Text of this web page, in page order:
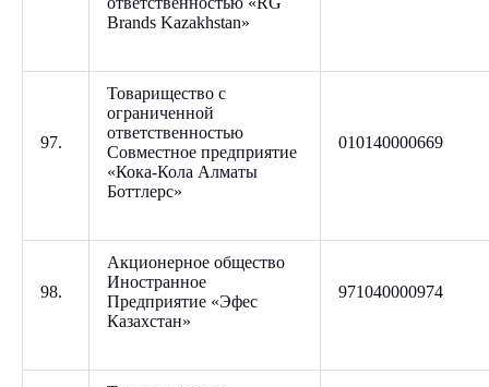
Brands Kazakhstan»
97.
Товарищество с
ограниченной
ответственностью
Совместное предприятие
«Кока-Кола Алматы
Боттлерс»
010140000669
98.
Акционерное общество
Иностранное
Предприятие «Эфес
Казахстан»
971040000974